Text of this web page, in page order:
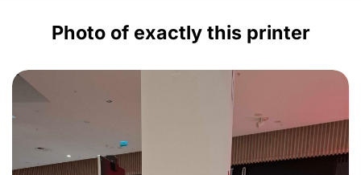
Photo of exactly this printer